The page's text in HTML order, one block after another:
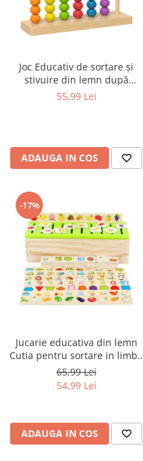
Joc Educativ de sortare și
stivuire din lemn după
culoare, multicolor
55,99 Lei
ADAUGA IN COS
-17%
Jucarie educativa din lemn
Cutia pentru sortare in limba
Romana si Engleza, 90 de
piese
65,99 Lei
54,99 Lei
ADAUGA IN COS